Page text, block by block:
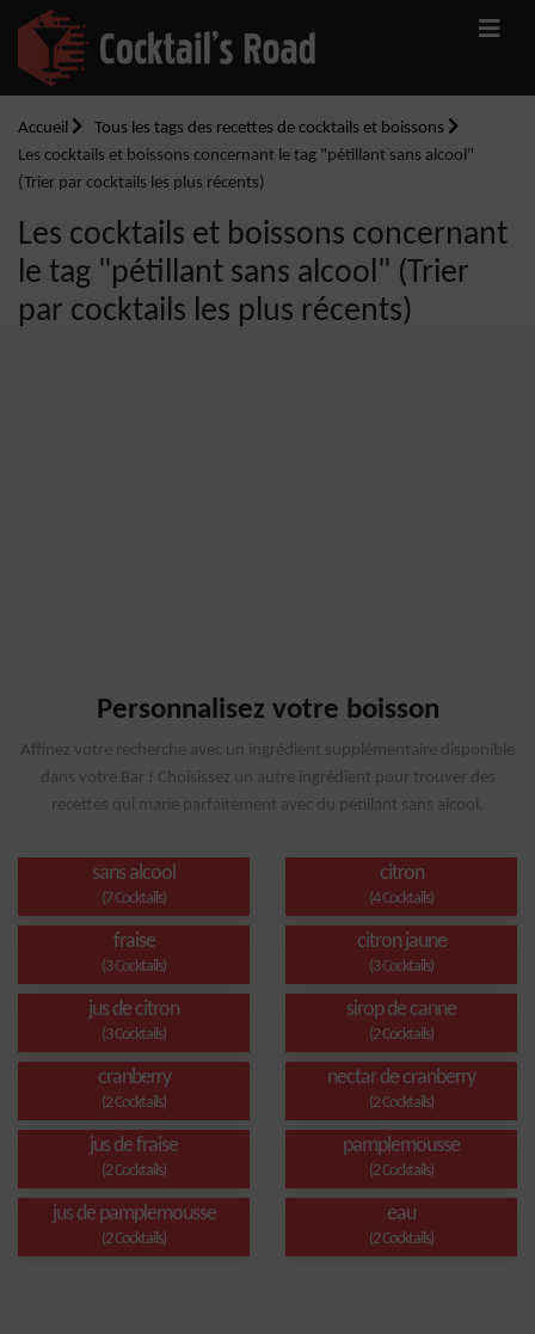
Accueil
Tous les tags des recettes de cocktails et boissons
Les cocktails et boissons concernant le tag "pétillant sans alcool"
(Trier par cocktails les plus récents)
Les cocktails et boissons concernant
le tag "pétillant sans alcool" (Trier
par cocktails les plus récents)
Personnalisez votre boisson
Affinez votre recherche avec un ingrédient supplémentaire disponible
dans votre Bar ! Choisissez un autre ingrédient pour trouver des
recettes qui marie parfaitement avec du pétillant sans alcool.
sans alcool
(7 Cocktails)
citron
(4 Cocktails)
fraise
(3 Cocktails)
citron jaune
(3 Cocktails)
jus de citron
(3 Cocktails)
sirop de canne
(2 Cocktails)
cranberry
(2 Cocktails)
nectar de cranberry
(2 Cocktails)
jus de fraise
(2 Cocktails)
pamplemousse
(2 Cocktails)
jus de pamplemousse
(2 Cocktails)
eau
(2 Cocktails)